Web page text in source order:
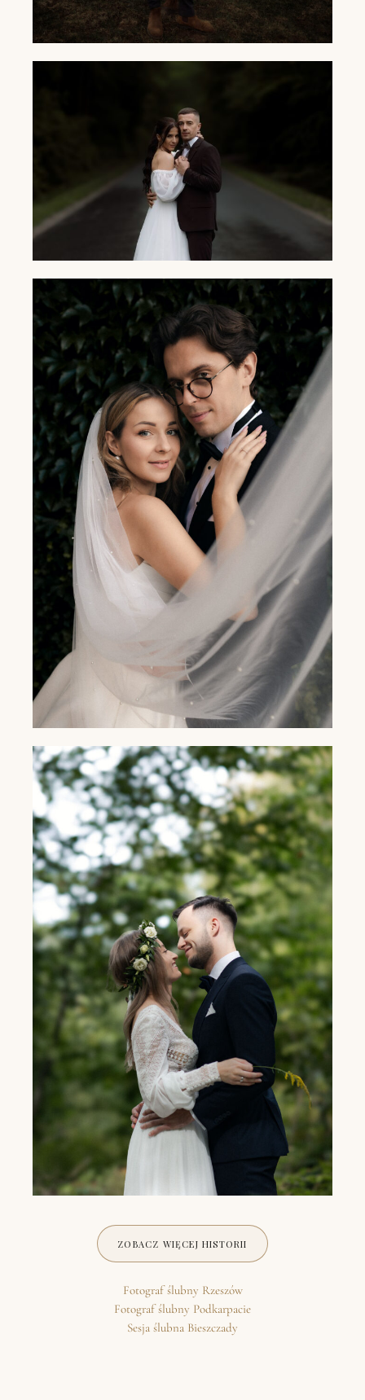
SESJA NARZECZEŃSKA Z KOŃMI -
DOMINIKA I JAKUB
REPORTAŻ ŚLUBNY W FALEJÓWCE -
ANNA I MACIEJ
REPORTAŻ ŚLUBNY OLI I KAROLA
LEŚNY PLENER ŚLUBNY MAGDALENY
ZOBACZ WIĘCEJ HISTORII
Fotograf ślubny Rzeszów
Fotograf ślubny Podkarpacie
Sesja ślubna Bieszczady